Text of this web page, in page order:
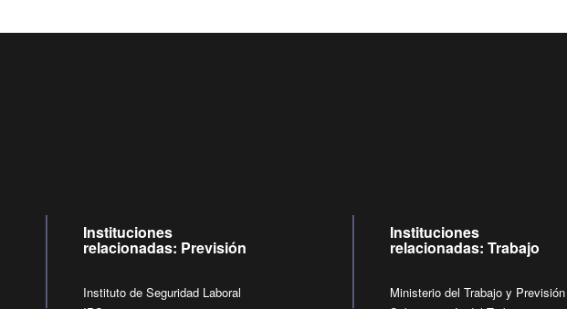
Instituciones
relacionadas: Previsión
Instituto de Seguridad Laboral
Instituciones
relacionadas: Trabajo
Ministerio del Trabajo y